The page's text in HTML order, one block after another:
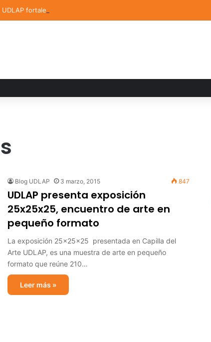
fortalece su acervo con nuevas obras de artistas
Blog UDLAP 3 marzo, 2015 847
UDLAP presenta exposición
25x25x25, encuentro de arte en
pequeño formato
La exposición 25x25x25 presentada en Capilla del
Arte UDLAP, es una muestra de arte en pequeño
formato que reúne 210…
Leer más »